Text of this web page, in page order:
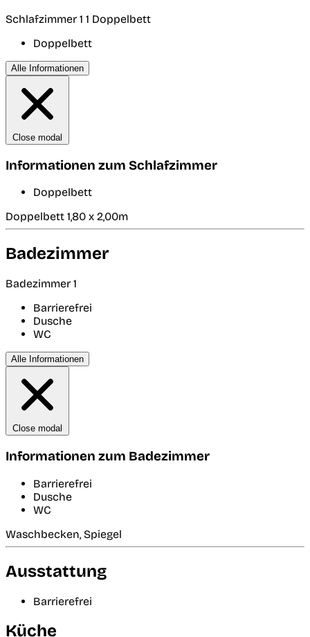
Schlafzimmer 1 1 Doppelbett
Doppelbett
Alle Informationen
Close modal
Informationen zum Schlafzimmer
Doppelbett
Doppelbett 1,80 x 2,00m
Badezimmer
Badezimmer 1
Barrierefrei
Dusche
WC
Alle Informationen
Close modal
Informationen zum Badezimmer
Barrierefrei
Dusche
WC
Waschbecken, Spiegel
Ausstattung
Barrierefrei
Küche